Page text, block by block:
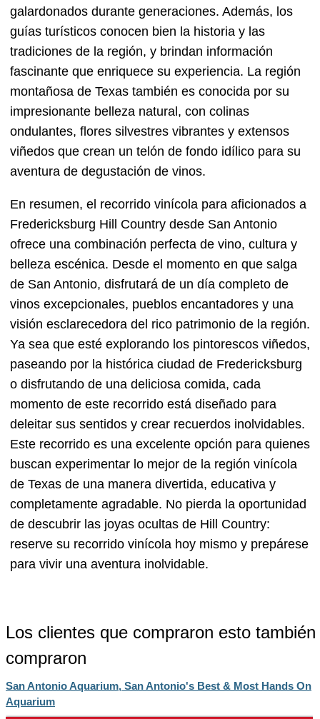
galardonados durante generaciones. Además, los
guías turísticos conocen bien la historia y las
tradiciones de la región, y brindan información
fascinante que enriquece su experiencia. La región
montañosa de Texas también es conocida por su
impresionante belleza natural, con colinas
ondulantes, flores silvestres vibrantes y extensos
viñedos que crean un telón de fondo idílico para su
aventura de degustación de vinos.
En resumen, el recorrido vinícola para aficionados a
Fredericksburg Hill Country desde San Antonio
ofrece una combinación perfecta de vino, cultura y
belleza escénica. Desde el momento en que salga
de San Antonio, disfrutará de un día completo de
vinos excepcionales, pueblos encantadores y una
visión esclarecedora del rico patrimonio de la región.
Ya sea que esté explorando los pintorescos viñedos,
paseando por la histórica ciudad de Fredericksburg
o disfrutando de una deliciosa comida, cada
momento de este recorrido está diseñado para
deleitar sus sentidos y crear recuerdos inolvidables.
Este recorrido es una excelente opción para quienes
buscan experimentar lo mejor de la región vinícola
de Texas de una manera divertida, educativa y
completamente agradable. No pierda la oportunidad
de descubrir las joyas ocultas de Hill Country:
reserve su recorrido vinícola hoy mismo y prepárese
para vivir una aventura inolvidable.
Los clientes que compraron esto también
compraron
San Antonio Aquarium, San Antonio's Best & Most Hands On
Aquarium